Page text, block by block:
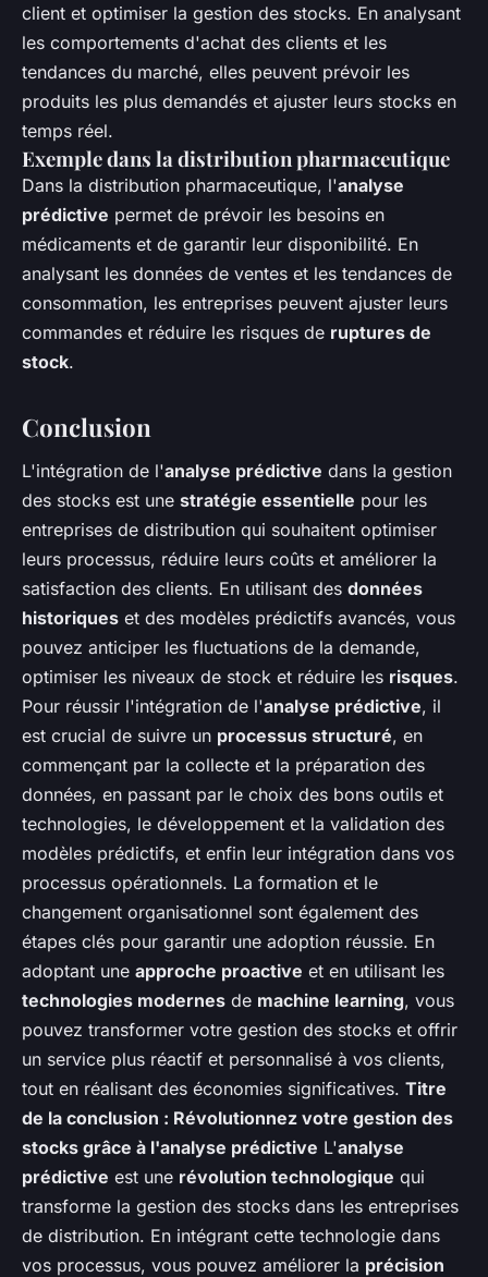
client et optimiser la gestion des stocks. En analysant
les comportements d'achat des clients et les
tendances du marché, elles peuvent prévoir les
produits les plus demandés et ajuster leurs stocks en
temps réel.
Exemple dans la distribution pharmaceutique
Dans la distribution pharmaceutique, l'analyse
prédictive permet de prévoir les besoins en
médicaments et de garantir leur disponibilité. En
analysant les données de ventes et les tendances de
consommation, les entreprises peuvent ajuster leurs
commandes et réduire les risques de ruptures de
stock.
Conclusion
L'intégration de l'analyse prédictive dans la gestion
des stocks est une stratégie essentielle pour les
entreprises de distribution qui souhaitent optimiser
leurs processus, réduire leurs coûts et améliorer la
satisfaction des clients. En utilisant des données
historiques et des modèles prédictifs avancés, vous
pouvez anticiper les fluctuations de la demande,
optimiser les niveaux de stock et réduire les risques.
Pour réussir l'intégration de l'analyse prédictive, il
est crucial de suivre un processus structuré, en
commençant par la collecte et la préparation des
données, en passant par le choix des bons outils et
technologies, le développement et la validation des
modèles prédictifs, et enfin leur intégration dans vos
processus opérationnels. La formation et le
changement organisationnel sont également des
étapes clés pour garantir une adoption réussie. En
adoptant une approche proactive et en utilisant les
technologies modernes de machine learning, vous
pouvez transformer votre gestion des stocks et offrir
un service plus réactif et personnalisé à vos clients,
tout en réalisant des économies significatives. Titre
de la conclusion : Révolutionnez votre gestion des
stocks grâce à l'analyse prédictive L'analyse
prédictive est une révolution technologique qui
transforme la gestion des stocks dans les entreprises
de distribution. En intégrant cette technologie dans
vos processus, vous pouvez améliorer la précision